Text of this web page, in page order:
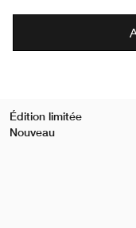
Édition limitée
Nouveau